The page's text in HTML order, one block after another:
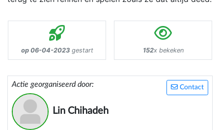
op 06-04-2023gestart 152x bekeken
Contact
Actie georganiseerd door:
Lin Chihadeh